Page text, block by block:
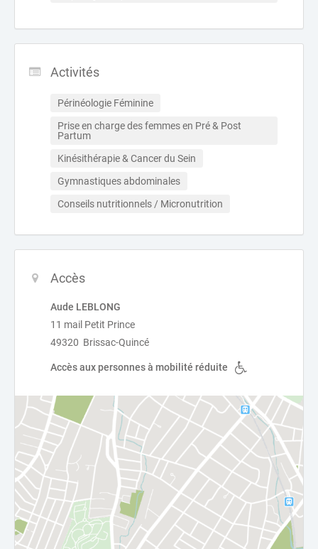
Activités
Périnéologie Féminine
Prise en charge des femmes en Pré & Post
Partum
Kinésithérapie & Cancer du Sein
Gymnastiques abdominales
Conseils nutritionnels / Micronutrition
Accès
Aude LEBLONG
11 mail Petit Prince
49320 Brissac-Quincé
Accès aux personnes à mobilité réduite